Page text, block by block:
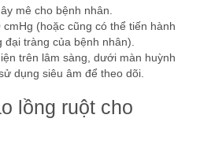
mê cho bệnh nhân.
(hoặc cũng có thể tiến hành
đại tràng của bệnh nhân).
trên lâm sàng, dưới màn huỳnh
dụng siêu âm để theo dõi.
lồng ruột cho